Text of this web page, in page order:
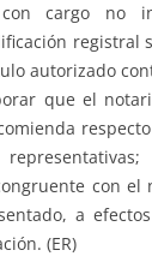
cargo no
registral
autorizado
que el
con el
a
(ER)